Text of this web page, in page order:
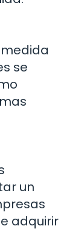
medida
se
un
adquirir